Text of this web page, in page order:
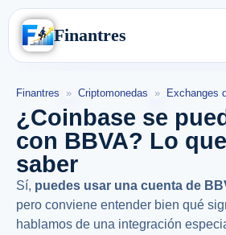
Finantres
Finantres » Criptomonedas » Exchanges
¿Coinbase se
con BBVA? Lo
saber
Sí, puedes usar una cuenta de
pero conviene entender bien qué
hablamos de una integración